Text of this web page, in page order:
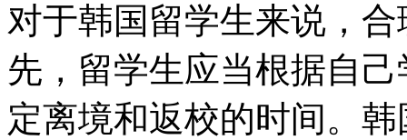
对于韩国留学生来说，
先，留学生应当根据自
定离境和返校的时间。